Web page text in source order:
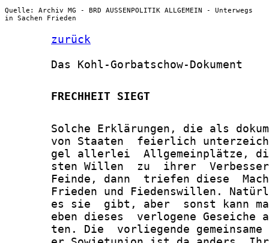
Quelle: Archiv MG - BRD AUSSENPOLITIK ALLGEMEIN - Unterwegs
in Sachen Frieden
zurück
       Das Kohl-Gorbatschow-Dokument
       FRECHHEIT SIEGT